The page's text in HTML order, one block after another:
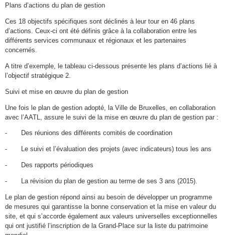
Plans d’actions du plan de gestion
Ces 18 objectifs spécifiques sont déclinés à leur tour en 46 plans
d’actions. Ceux-ci ont été définis grâce à la collaboration entre les
différents services communaux et régionaux et les partenaires
concernés.
A titre d’exemple, le tableau ci-dessous présente les plans d’actions lié à
l’objectif stratégique 2.
Suivi et mise en œuvre du plan de gestion
Une fois le plan de gestion adopté, la Ville de Bruxelles, en collaboration
avec l’AATL, assure le suivi de la mise en œuvre du plan de gestion par :
- Des réunions des différents comités de coordination
- Le suivi et l’évaluation des projets (avec indicateurs) tous les ans
- Des rapports périodiques
- La révision du plan de gestion au terme de ses 3 ans (2015).
Le plan de gestion répond ainsi au besoin de développer un programme
de mesures qui garantisse la bonne conservation et la mise en valeur du
site, et qui s’accorde également aux valeurs universelles exceptionnelles
qui ont justifié l’inscription de la Grand-Place sur la liste du patrimoine